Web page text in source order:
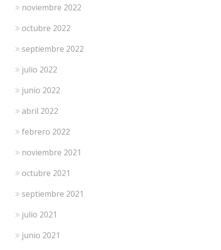
noviembre 2022
octubre 2022
septiembre 2022
julio 2022
junio 2022
abril 2022
febrero 2022
noviembre 2021
octubre 2021
septiembre 2021
julio 2021
junio 2021